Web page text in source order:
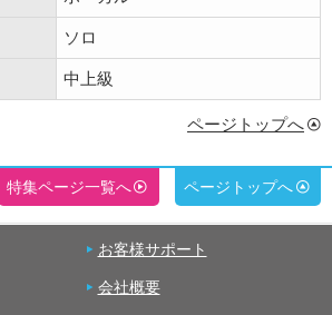
ソロ
中上級
ページトップへ
特集ページ一覧へ ページトップへ
お客様サポート
会社概要